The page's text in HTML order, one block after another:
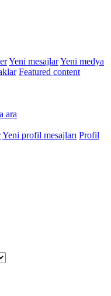
Yeni mesajlarYeni medya
Featured content
ara
Yeni profil mesajları Profil